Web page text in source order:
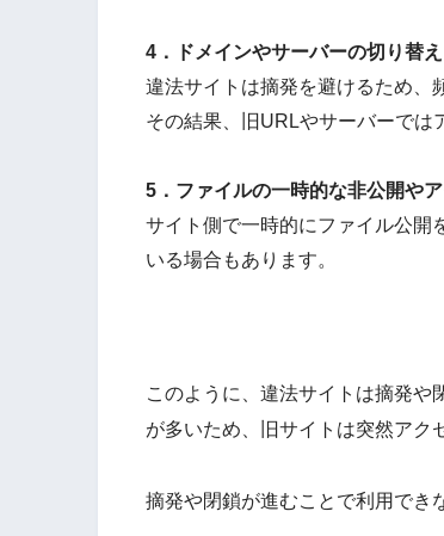
4．ドメインやサーバーの切り替
違法サイトは摘発を避けるため、
その結果、旧URLやサーバーでは
5．ファイルの一時的な非公開や
サイト側で一時的にファイル公開
いる場合もあります。
このように、違法サイトは摘発や
が多いため、旧サイトは突然アク
摘発や閉鎖が進むことで利用でき